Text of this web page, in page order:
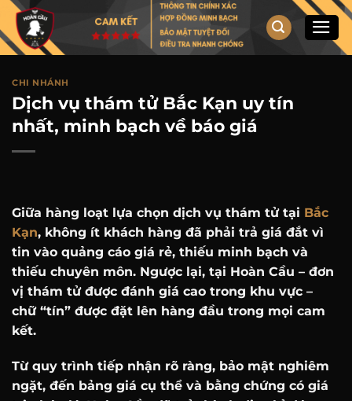
Chuyển
đến
nội
CHI NHÁNH
Dịch vụ thám tử Bắc Kạn uy tín
nhất, minh bạch về báo giá
Giữa hàng loạt lựa chọn dịch vụ thám tử tại Bắc
Kạn, không ít khách hàng đã phải trả giá đắt vì
tin vào quảng cáo giá rẻ, thiếu minh bạch và
thiếu chuyên môn. Ngược lại, tại Hoàn Cầu – đơn
vị thám tử được đánh giá cao trong khu vực –
chữ “tín” được đặt lên hàng đầu trong mọi cam
kết.
Từ quy trình tiếp nhận rõ ràng, bảo mật nghiêm
ngặt, đến bảng giá cụ thể và bằng chứng có giá